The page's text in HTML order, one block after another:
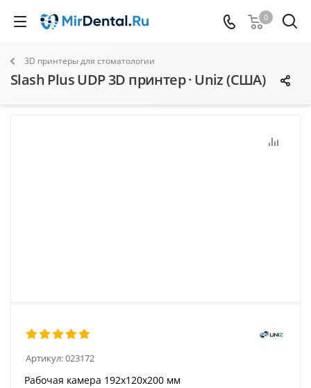
0
3D принтеры для стоматологии
Slash Plus UDP 3D принтер · Uniz (США)
Артикул:023172
Рабочая камера 192x120x200 мм